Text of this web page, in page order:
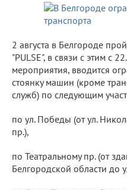
2 августа в Белгороде
"PULSE", в связи с этим с
мероприятия, вводится
стоянку машин (кроме
служб) по следующим
по ул. Победы (от ул.
пр.),
по Театральному пр. (от
Белгородской области до